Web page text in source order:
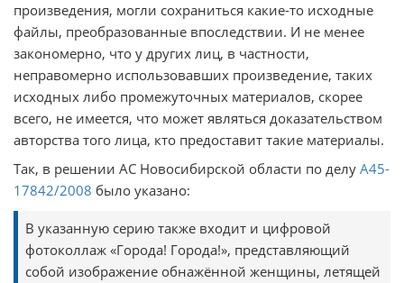
произведения, могли сохраниться какие-то исходные
файлы, преобразованные впоследствии. И не менее
закономерно, что у других лиц, в частности,
неправомерно использовавших произведение, таких
исходных либо промежуточных материалов, скорее
всего, не имеется, что может являться доказательством
авторства того лица, кто предоставит такие материалы.
Так, в решении АС Новосибирской области по делу А45-
17842/2008 было указано:
В указанную серию также входит и цифровой
фотоколлаж «Города! Города!», представляющий
собой изображение обнажённой женщины, летящей